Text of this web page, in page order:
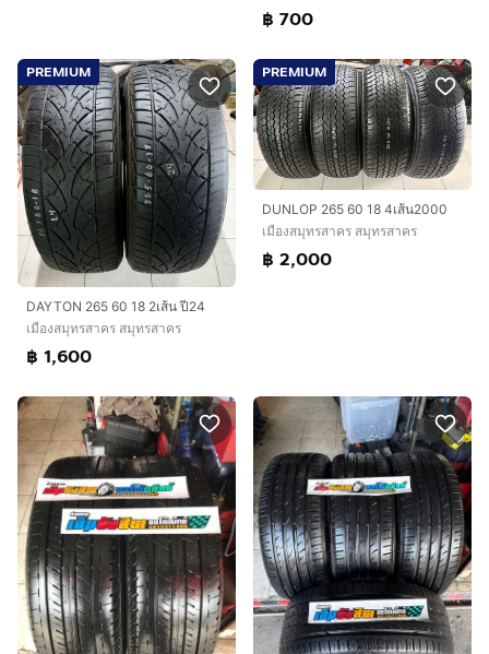
฿ 700
PREMIUM
DAYTON 265 60 18 2เส้น ปี24
เมืองสมุทรสาคร สมุทรสาคร
฿ 1,600
PREMIUM
DUNLOP 265 60 18 4เส้น2000
เมืองสมุทรสาคร สมุทรสาคร
฿ 2,000